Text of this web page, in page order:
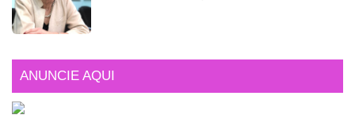
ANUNCIE AQUI